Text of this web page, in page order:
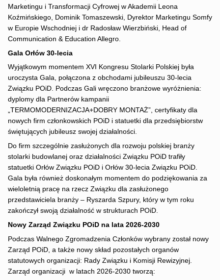
Marketingu i Transformacji Cyfrowej w Akademii Leona
Koźmińskiego, Dominik Tomaszewski, Dyrektor Marketingu Somfy
w Europie Wschodniej i dr Radosław Wierzbiński, Head of
Communication & Education Allegro.
Gala Orłów 30-lecia
Wyjątkowym momentem XVI Kongresu Stolarki Polskiej była
uroczysta Gala, połączona z obchodami jubileuszu 30-lecia
Związku POiD. Podczas Gali wręczono branżowe wyróżnienia:
dyplomy dla Partnerów kampanii
„TERMOMODERNIZACJA+DOBRY MONTAŻ”, certyfikaty dla
nowych firm członkowskich POiD i statuetki dla przedsiębiorstw
świętujących jubileusz swojej działalności.
Do firm szczególnie zasłużonych dla rozwoju polskiej branży
stolarki budowlanej oraz działalności Związku POiD trafiły
statuetki Orłów Związku POiD i Orłów 30-lecia Związku POiD.
Gala była również doskonałym momentem do podziękowania za
wieloletnią pracę na rzecz Związku dla zasłużonego
przedstawiciela branży – Ryszarda Szpury, który w tym roku
zakończył swoją działalność w strukturach POiD.
Nowy Zarząd Związku POiD na lata 2026-2030
Podczas Walnego Zgromadzenia Członków wybrany został nowy
Zarząd POiD, a także nowy skład pozostałych organów
statutowych organizacji: Rady Związku i Komisji Rewizyjnej.
Zarząd organizacji w latach 2026-2030 tworzą: